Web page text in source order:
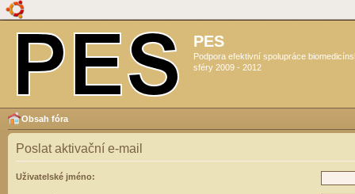
PES
Podpora efektivní spolupráce
sféry 2009 - 2012
Obsah fóra
Poslat aktivační e-mail
Uživatelské jméno: